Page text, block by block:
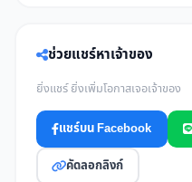
ช่วยแชร์หาเจ้าของ
ยิ่งแชร์ ยิ่งเพิ่มโอกาสเจอเจ้าของ
แชร์บน Facebook
คัดลอกลิงก์